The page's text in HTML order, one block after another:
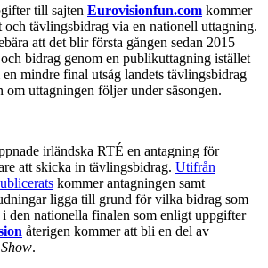
till sajten Eurovisionfun.com kommer
och tävlingsbidrag via en nationell uttagning.
att det blir första gången sedan 2015
bidrag genom en publikuttagning istället
mindre final utsåg landets tävlingsbidrag
uttagningen följer under säsongen.
irländska RTÉ en antagning för
att skicka in tävlingsbidrag. Utifrån
kommer antagningen samt
ligga till grund för vilka bidrag som
den nationella finalen som enligt uppgifter
återigen kommer att bli en del av
.